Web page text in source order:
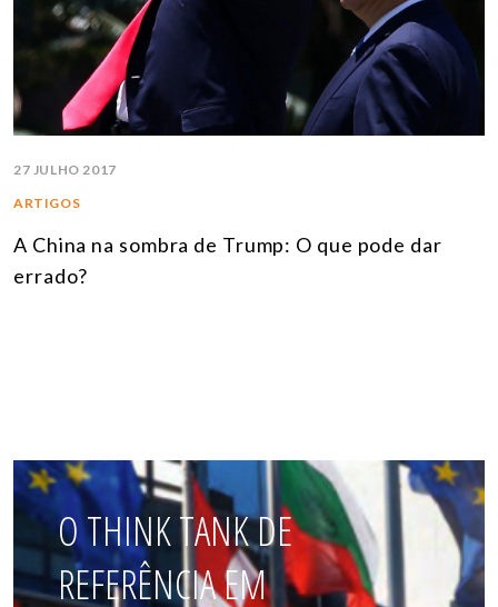
27 JULHO 2017
ARTIGOS
A China na sombra de Trump: O que pode dar
errado?
O THINK TANK DE
REFERÊNCIA EM